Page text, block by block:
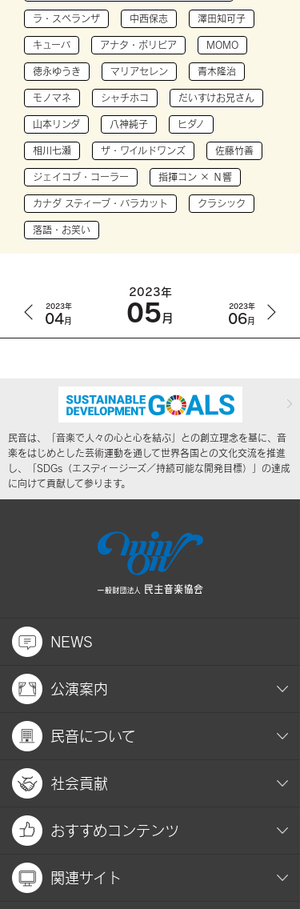
ラ・スペランザ 中西保志 澤田知可子
キューバ アナタ・ボリビア MOMO
徳永ゆうき マリアセレン 青木隆治
モノマネ シャチホコ だいすけお兄さん
山本リンダ 八神純子 ヒダノ
相川七瀬 ザ・ワイルドワンズ 佐藤竹善
ジェイコブ・コーラー 指揮コン × Ｎ響
カナダ スティーブ・バラカット クラシック
落語・お笑い
2023年
04月
2023年
05月
2023年
06月
民音は、「音楽で人々の心と心を結ぶ」との創立理念を基に、音
楽をはじめとした芸術運動を通して世界各国との文化交流を推進
し、「SDGs（エスディージーズ／持続可能な開発目標）」の達成
に向けて貢献して参ります。
NEWS
公演案内
民音について
社会貢献
おすすめコンテンツ
関連サイト